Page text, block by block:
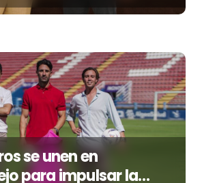
se unen en
para impulsar la